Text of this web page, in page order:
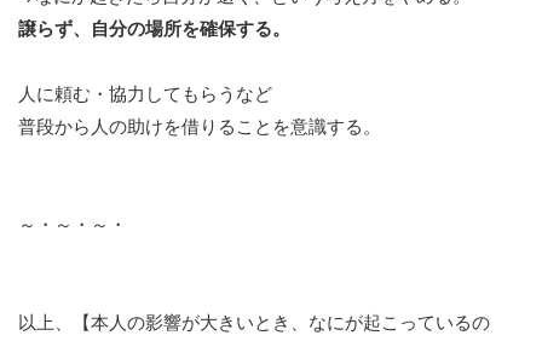
譲らず、自分の場所を確保する。
人に頼む・協力してもらうなど
普段から人の助けを借りることを意識する。
～・～・～・
以上、【本人の影響が大きいとき、なにが起こっているの